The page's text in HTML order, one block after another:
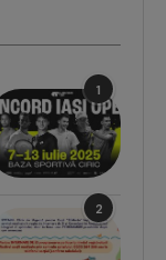
1
2